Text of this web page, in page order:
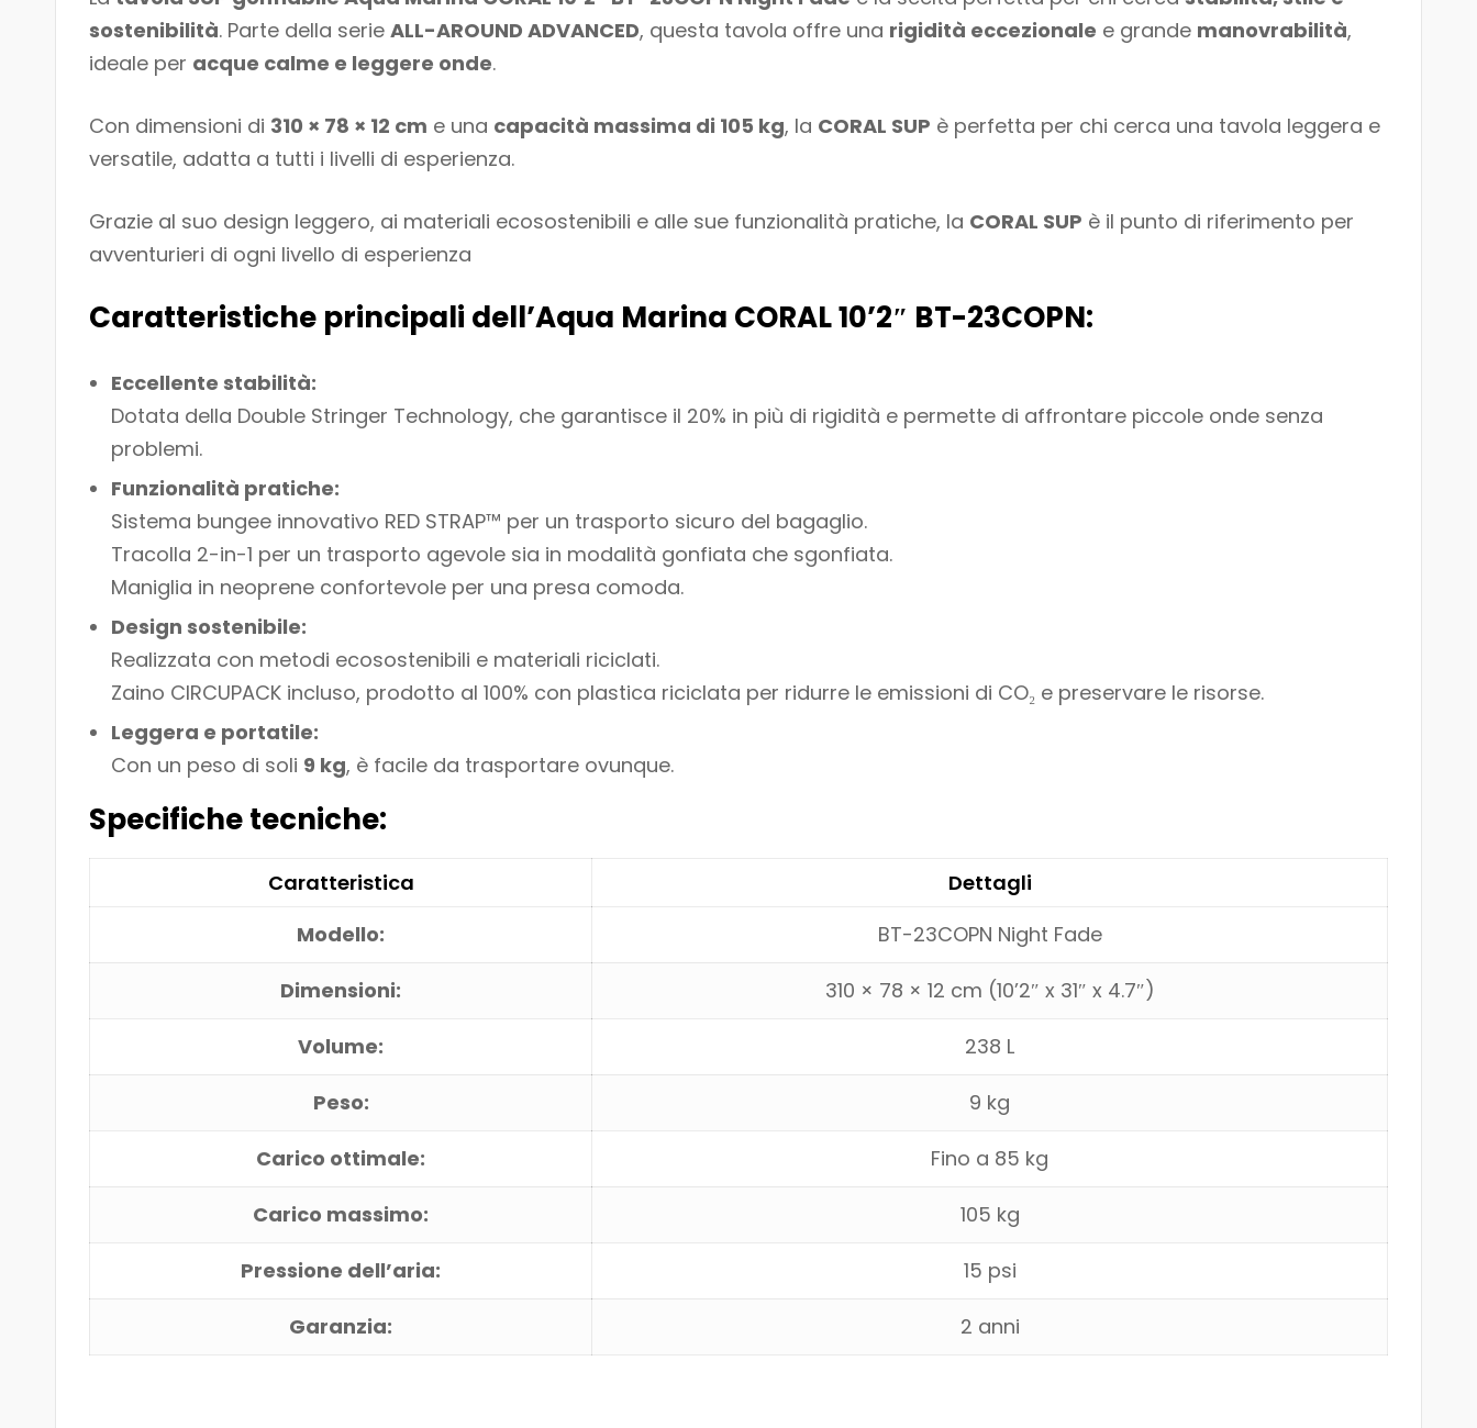
sostenibilità. Parte della serie ALL-AROUND ADVANCED, questa tavola offre una rigidità eccezionale e grande manovrabilità,
ideale per acque calme e leggere onde.
Con dimensioni di 310 × 78 × 12 cm e una capacità massima di 105 kg, la CORAL SUP è perfetta per chi cerca una tavola leggera e
versatile, adatta a tutti i livelli di esperienza.
Grazie al suo design leggero, ai materiali ecosostenibili e alle sue funzionalità pratiche, la CORAL SUP è il punto di riferimento per
avventurieri di ogni livello di esperienza
Caratteristiche principali dell’Aqua Marina CORAL 10’2″ BT-23COPN:
Eccellente stabilità:
Dotata della Double Stringer Technology, che garantisce il 20% in più di rigidità e permette di affrontare piccole onde senza
problemi.
Funzionalità pratiche:
Sistema bungee innovativo RED STRAP™ per un trasporto sicuro del bagaglio.
Tracolla 2-in-1 per un trasporto agevole sia in modalità gonfiata che sgonfiata.
Maniglia in neoprene confortevole per una presa comoda.
Design sostenibile:
Realizzata con metodi ecosostenibili e materiali riciclati.
Zaino CIRCUPACK incluso, prodotto al 100% con plastica riciclata per ridurre le emissioni di CO₂ e preservare le risorse.
Leggera e portatile:
Con un peso di soli 9 kg, è facile da trasportare ovunque.
Specifiche tecniche:
Caratteristica
Dettagli
Modello:
BT-23COPN Night Fade
Dimensioni: 310 × 78 × 12 cm (10’2″ x 31″ x 4.7″)
Volume: 238 L
Peso: 9 kg
Carico ottimale: Fino a 85 kg
Carico massimo: 105 kg
Pressione dell’aria: 15 psi
Garanzia: 2 anni